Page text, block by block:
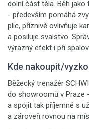
dolní část těla. Běh jako
- především pomáhá
plic, příznivě ovlivňuje
a posiluje svalstvo.
výrazný efekt i při
Kde nakoupit/
Běžecký trenažér
do showroomů v Praze
a spojit tak příjemné s
a zároveň rovnou na